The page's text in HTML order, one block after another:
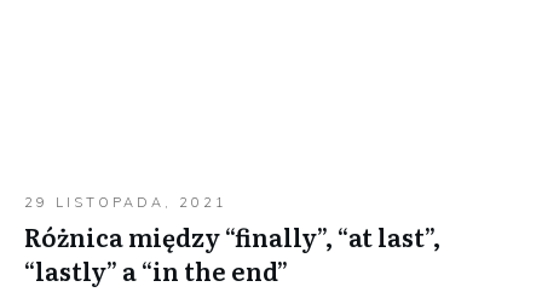
29 LISTOPADA, 2021
Różnica między “finally”, “at last”,
“lastly” a “in the end”